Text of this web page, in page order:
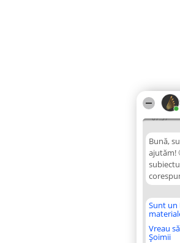
07:57
Bună,
ajutăm!
Sunt un
Vreau
Șoimii